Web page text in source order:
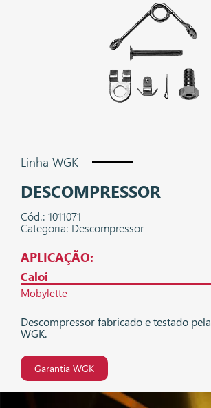
Linha WGK
DESCOMPRESSOR
Cód.: 1011071
Categoria: Descompressor
APLICAÇÃO:
Caloi
Mobylette
Descompressor fabricado e testado pela
WGK.
Garantia WGK